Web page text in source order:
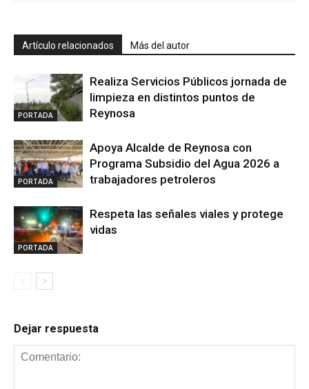
Artículo relacionados Más del autor
PORTADA
Realiza Servicios Públicos jornada de
limpieza en distintos puntos de
Reynosa
PORTADA
Apoya Alcalde de Reynosa con
Programa Subsidio del Agua 2026 a
trabajadores petroleros
PORTADA
Respeta las señales viales y protege
vidas
Dejar respuesta